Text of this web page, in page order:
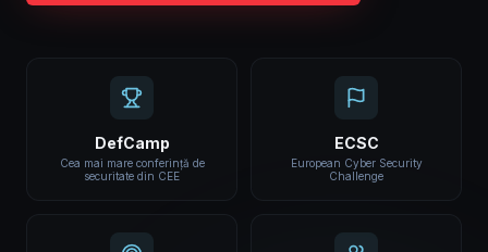
DefCamp
Cea mai mare conferință de
securitate din CEE
ECSC
European Cyber Security
Challenge